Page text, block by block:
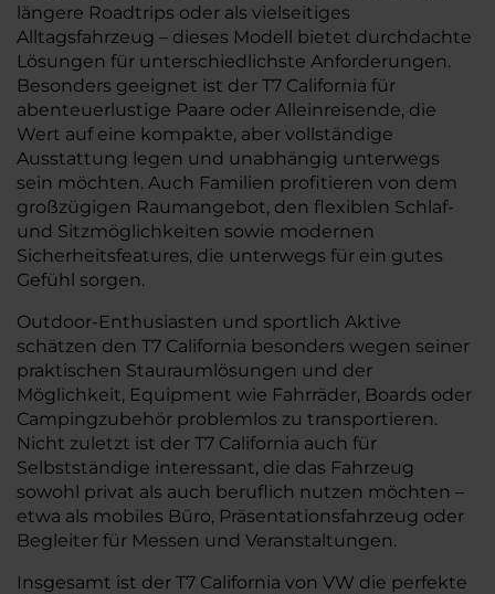
längere Roadtrips oder als vielseitiges
Alltagsfahrzeug – dieses Modell bietet durchdachte
Lösungen für unterschiedlichste Anforderungen.
Besonders geeignet ist der T7 California für
abenteuerlustige Paare oder Alleinreisende, die
Wert auf eine kompakte, aber vollständige
Ausstattung legen und unabhängig unterwegs
sein möchten. Auch Familien profitieren von dem
großzügigen Raumangebot, den flexiblen Schlaf-
und Sitzmöglichkeiten sowie modernen
Sicherheitsfeatures, die unterwegs für ein gutes
Gefühl sorgen.
Outdoor-Enthusiasten und sportlich Aktive
schätzen den T7 California besonders wegen seiner
praktischen Stauraumlösungen und der
Möglichkeit, Equipment wie Fahrräder, Boards oder
Campingzubehör problemlos zu transportieren.
Nicht zuletzt ist der T7 California auch für
Selbstständige interessant, die das Fahrzeug
sowohl privat als auch beruflich nutzen möchten –
etwa als mobiles Büro, Präsentationsfahrzeug oder
Begleiter für Messen und Veranstaltungen.
Insgesamt ist der T7 California von VW die perfekte